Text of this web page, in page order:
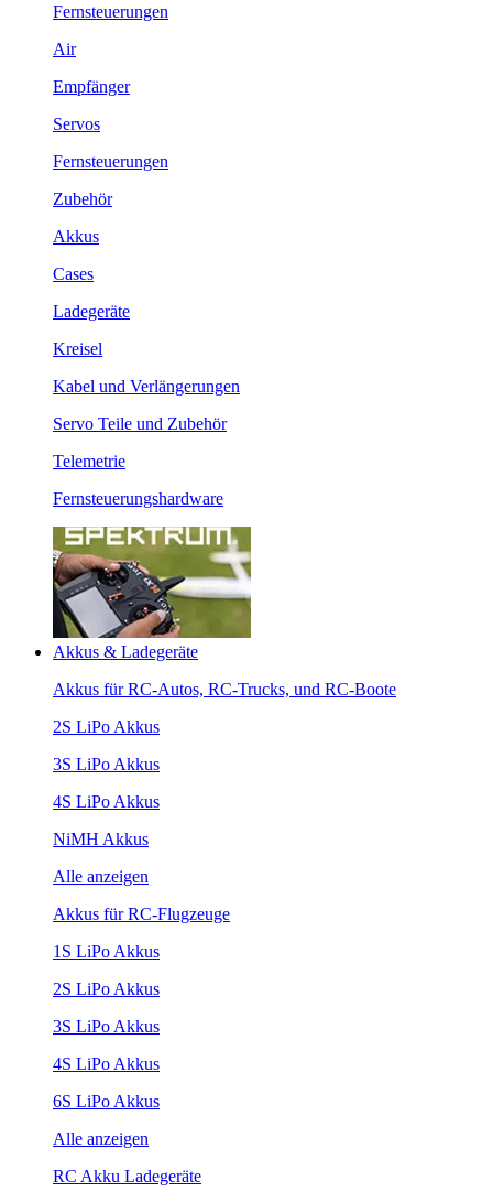
Fernsteuerungen
Air
Empfänger
Servos
Fernsteuerungen
Zubehör
Akkus
Cases
Ladegeräte
Kreisel
Kabel und Verlängerungen
Servo Teile und Zubehör
Telemetrie
Fernsteuerungshardware
Akkus & Ladegeräte
Akkus für RC-Autos, RC-Trucks, und RC-Boote
2S LiPo Akkus
3S LiPo Akkus
4S LiPo Akkus
NiMH Akkus
Alle anzeigen
Akkus für RC-Flugzeuge
1S LiPo Akkus
2S LiPo Akkus
3S LiPo Akkus
4S LiPo Akkus
6S LiPo Akkus
Alle anzeigen
RC Akku Ladegeräte